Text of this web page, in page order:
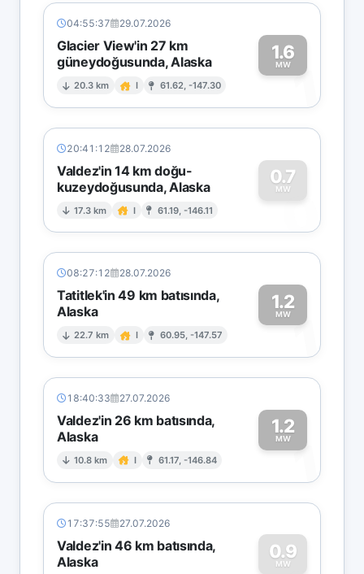
04:55:37 29.07.2026
Glacier View'in 27 km
güneydoğusunda, Alaska
20.3 km I 61.62, -147.30
1.6
MW1
20:41:12 28.07.2026
Valdez'in 14 km doğu-
kuzeydoğusunda, Alaska
17.3 km I 61.19, -146.11
0.7
MW
0
08:27:12 28.07.2026
Tatitlek'in 49 km batısında,
Alaska
22.7 km I 60.95, -147.57
1.2
MW1
18:40:33 27.07.2026
Valdez'in 26 km batısında,
Alaska
10.8 km I 61.17, -146.84
1.2
MW1
17:37:55 27.07.2026
Valdez'in 46 km batısında,
Alaska
0.9
MW